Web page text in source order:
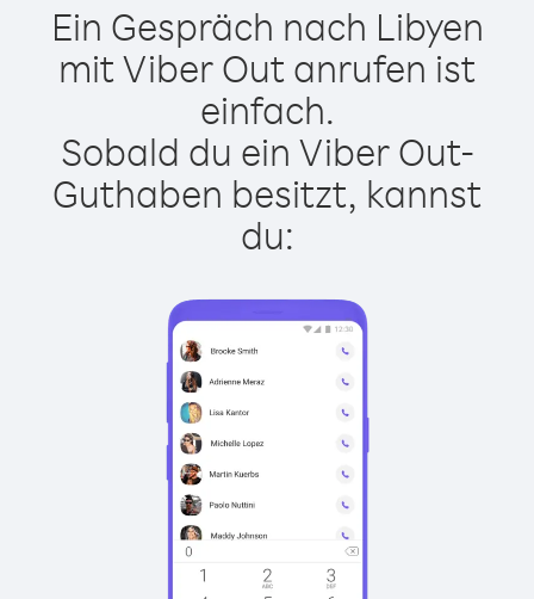
Ein Gespräch nach Libyen
mit Viber Out anrufen ist
einfach.
Sobald du ein Viber Out-
Guthaben besitzt, kannst
du: